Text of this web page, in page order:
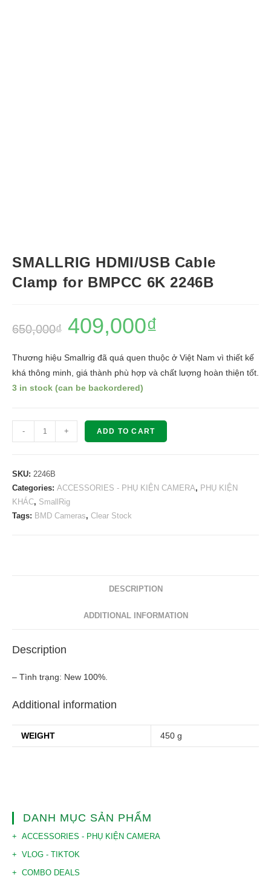
SMALLRIG HDMI/USB Cable
Clamp for BMPCC 6K 2246B
650,000₫ 409,000₫
Thương hiệu Smallrig đã quá quen thuộc ở Việt Nam vì thiết kế
khá thông minh, giá thành phù hợp và chất lượng hoàn thiện tốt.
3 in stock (can be backordered)
SMALLRIG
HDMI/USB
Clamp
for
BMPCC
6K
- + ADD TO CART
SKU: 2246B
Categories: ACCESSORIES - PHỤ KIỆN CAMERA, PHỤ KIỆN
KHÁC, SmallRig
Tags: BMD Cameras, Clear Stock
DESCRIPTION
ADDITIONAL INFORMATION
Description
– Tình trạng: New 100%.
Additional information
WEIGHT 450 g
DANH MỤC SẢN PHẨM
ACCESSORIES - PHỤ KIỆN CAMERA
VLOG - TIKTOK
COMBO DEALS